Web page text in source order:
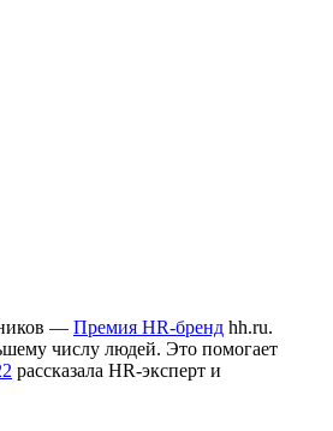
— Премия HR-бренд hh.ru.
числу людей. Это помогает
рассказала HR-эксперт и